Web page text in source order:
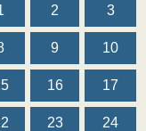
2 3
9 10
16 17
23 24